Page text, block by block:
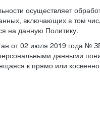
осуществляет
включающих в том
на данную Политику.
от 02 июля 2019 года №
данными
к прямо или косвенно